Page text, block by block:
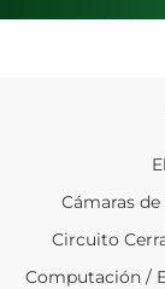
Cámaras
Circuito
Computación /